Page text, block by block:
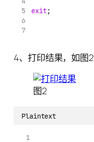
exit;
4、打印结果，如图2
图2
Plaintext